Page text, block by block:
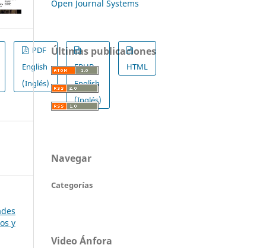
PDF
English
(Inglés)
EPUB
English
(Inglés)
HTML
y
Open Journal Systems
Últimas publicaciones
Navegar
Categorías
Video Ánfora